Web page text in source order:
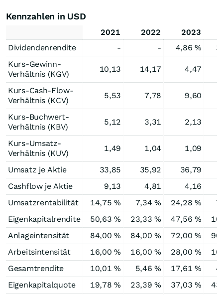
Kennzahlen in USD
2021 2022 2023
Dividendenrendite
- - 4,86 %
Kurs-Gewinn-
Verhältnis (KGV)
10,13 14,17 4,47
Kurs-Cash-Flow-
Verhältnis (KCV)
5,53 7,78 9,60
Kurs-Buchwert-
Verhältnis (KBV)
5,12 3,31 2,13
Kurs-Umsatz-
Verhältnis (KUV)
1,49 1,04 1,09
Umsatz je Aktie 33,85 35,92 36,79
Cashflow je Aktie
9,13 4,81
4,16
Umsatzrentabilität
14,75 % 7,34 % 24,28 %
Eigenkapitalrendite
50,63 % 23,33 % 47,56 %
Anlageintensität
84,00 % 84,00 % 72,00 %
Arbeitsintensität
16,00 % 16,00 % 28,00 %
Gesamtrendite
10,01 % 5,46 % 17,61 %
Eigenkapitalquote
19,78 % 23,39 % 37,03 %